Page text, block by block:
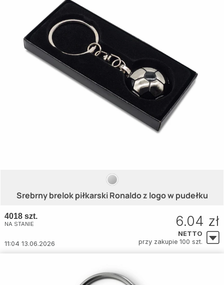
Srebrny brelok piłkarski Ronaldo z logo w pudełku
4018 szt.
NA STANIE
11:04 13.06.2026
6.04 zł
NETTO
przy zakupie 100 szt.